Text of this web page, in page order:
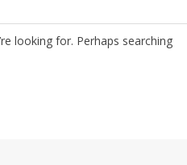
looking for. Perhaps searching